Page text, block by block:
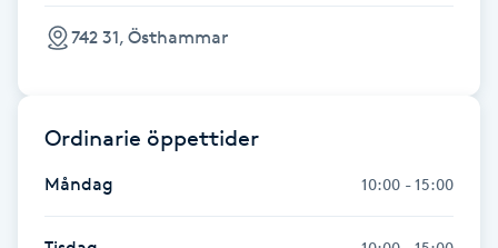
Fransförlängning Volym
Fransrengöring
742 31, Östhammar
Ordinarie öppettider
Måndag 10:00 - 15:00